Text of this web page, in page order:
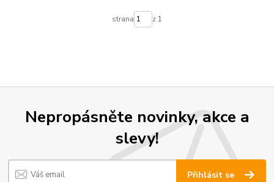
strana z 1
Nepropásněte novinky, akce a
slevy!
Přihlásit se